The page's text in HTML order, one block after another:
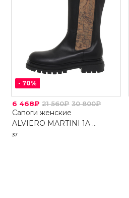
- 70%
6 468₽ 21 560₽ 30 800₽
Сапоги женские
ALVIERO MARTINI 1A ...
37